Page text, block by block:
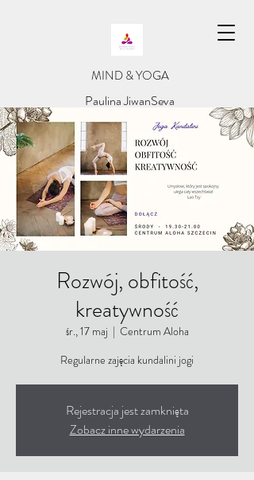
​MIND & YOGA
​Paulina JiwanSeva
Rozwój, obfitość,
kreatywność
śr., 17 maj
  |
Centrum Aloha
Regularne zajęcia kundalini jogi
Rejestracja jest zamknięta
Zobacz inne wydarzenia